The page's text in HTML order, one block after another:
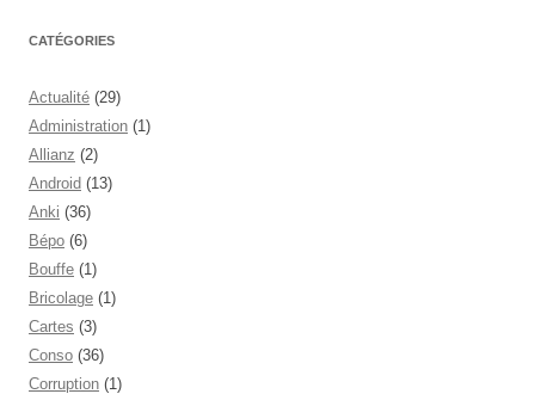
CATÉGORIES
Actualité (29)
Administration (1)
Allianz (2)
Android (13)
Anki (36)
Bépo (6)
Bouffe (1)
Bricolage (1)
Cartes (3)
Conso (36)
Corruption (1)